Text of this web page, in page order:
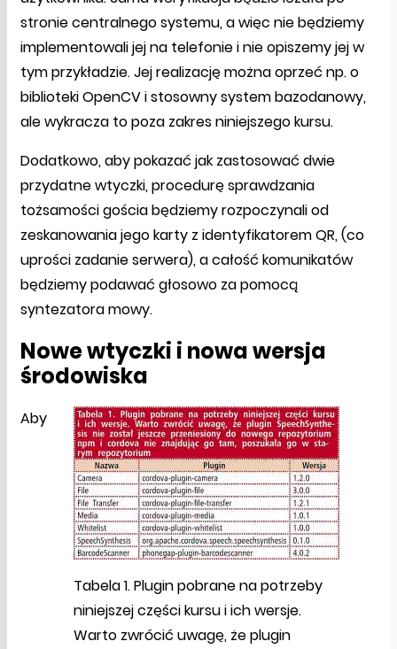
stronie centralnego systemu, a więc nie będziemy
implementowali jej na telefonie i nie opiszemy jej w
tym przykładzie. Jej realizację można oprzeć np. o
biblioteki OpenCV i stosowny system bazodanowy,
ale wykracza to poza zakres niniejszego kursu.
Dodatkowo, aby pokazać jak zastosować dwie
przydatne wtyczki, procedurę sprawdzania
tożsamości gościa będziemy rozpoczynali od
zeskanowania jego karty z identyfikatorem QR, (co
uprości zadanie serwera), a całość komunikatów
będziemy podawać głosowo za pomocą
syntezatora mowy.
Nowe wtyczki i nowa wersja
środowiska
Tabela 1. Plugin pobrane na potrzeby
niniejszej części kursu i ich wersje.
Warto zwrócić uwagę, że plugin
Aby